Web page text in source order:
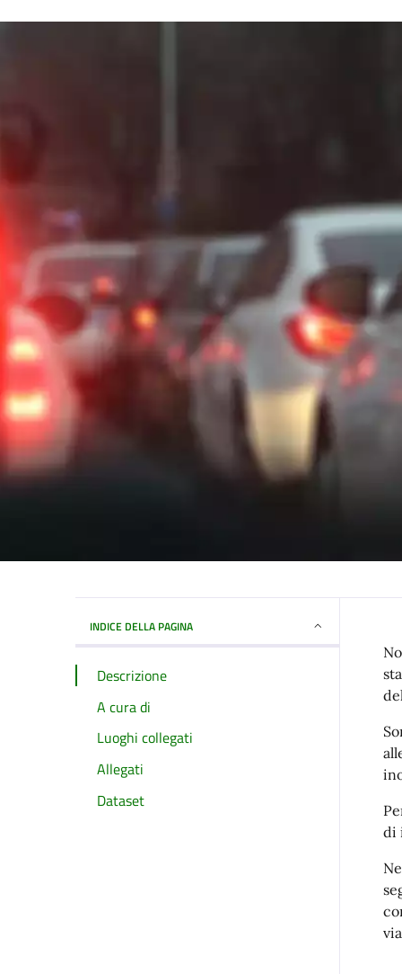
INDICE DELLA PAGINA
Descrizione
A cura di
Luoghi collegati
Allegati
Dataset
di